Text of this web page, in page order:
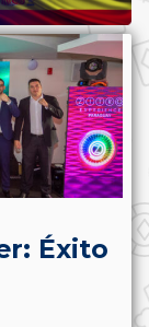
Éxito